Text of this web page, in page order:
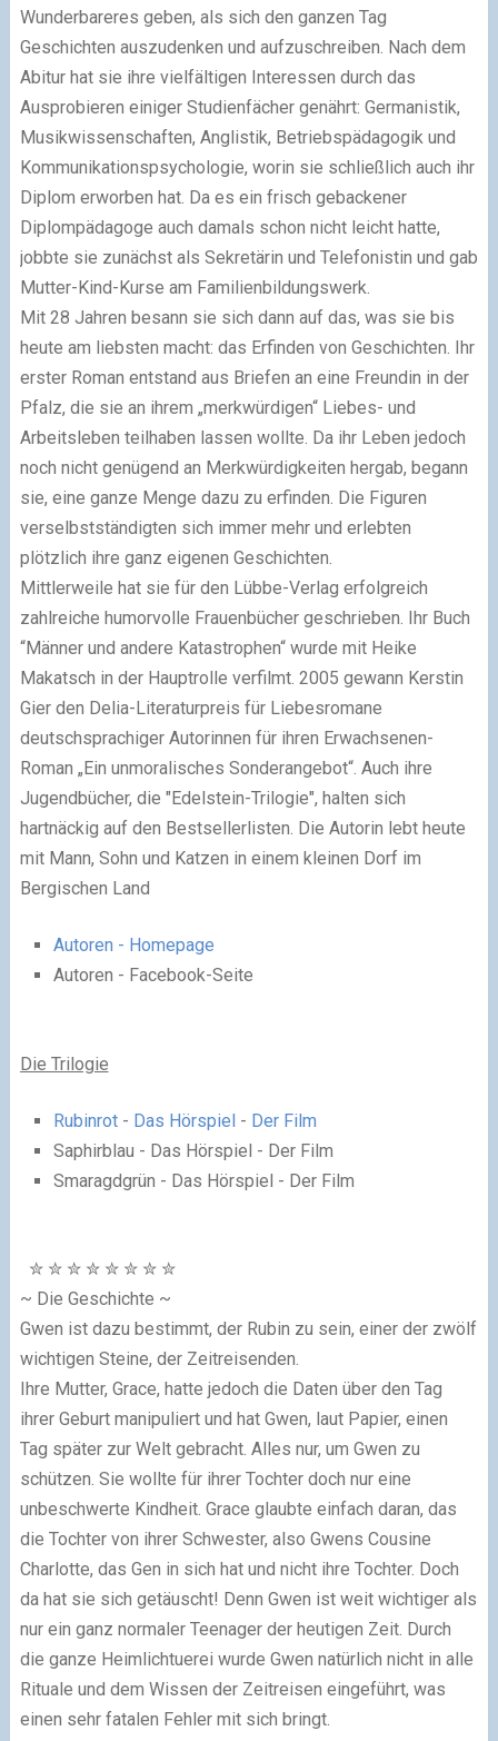
Wunderbareres geben, als sich den ganzen Tag
Geschichten auszudenken und aufzuschreiben. Nach dem
Abitur hat sie ihre vielfältigen Interessen durch das
Ausprobieren einiger Studienfächer genährt: Germanistik,
Musikwissenschaften, Anglistik, Betriebspädagogik und
Kommunikationspsychologie, worin sie schließlich auch ihr
Diplom erworben hat. Da es ein frisch gebackener
Diplompädagoge auch damals schon nicht leicht hatte,
jobbte sie zunächst als Sekretärin und Telefonistin und gab
Mutter-Kind-Kurse am Familienbildungswerk.
Mit 28 Jahren besann sie sich dann auf das, was sie bis
heute am liebsten macht: das Erfinden von Geschichten. Ihr
erster Roman entstand aus Briefen an eine Freundin in der
Pfalz, die sie an ihrem „merkwürdigen“ Liebes- und
Arbeitsleben teilhaben lassen wollte. Da ihr Leben jedoch
noch nicht genügend an Merkwürdigkeiten hergab, begann
sie, eine ganze Menge dazu zu erfinden. Die Figuren
verselbstständigten sich immer mehr und erlebten
plötzlich ihre ganz eigenen Geschichten.
Mittlerweile hat sie für den Lübbe-Verlag erfolgreich
zahlreiche humorvolle Frauenbücher geschrieben. Ihr Buch
“Männer und andere Katastrophen“ wurde mit Heike
Makatsch in der Hauptrolle verfilmt. 2005 gewann Kerstin
Gier den Delia-Literaturpreis für Liebesromane
deutschsprachiger Autorinnen für ihren Erwachsenen-
Roman „Ein unmoralisches Sonderangebot“. Auch ihre
Jugendbücher, die "Edelstein-Trilogie", halten sich
hartnäckig auf den Bestsellerlisten. Die Autorin lebt heute
mit Mann, Sohn und Katzen in einem kleinen Dorf im
Bergischen Land
Autoren - Homepage
Autoren - Facebook-Seite
Die Trilogie
Rubinrot- Das Hörspiel- Der Film
Saphirblau - Das Hörspiel - Der Film
Smaragdgrün - Das Hörspiel - Der Film
✮ ✮ ✮ ✮ ✮✮ ✮✮
~ Die Geschichte ~
Gwen ist dazu bestimmt, der Rubin zu sein, einer der zwölf
wichtigen Steine, der Zeitreisenden.
Ihre Mutter, Grace, hatte jedoch die Daten über den Tag
ihrer Geburt manipuliert und hat Gwen, laut Papier, einen
Tag später zur Welt gebracht. Alles nur, um Gwen zu
schützen. Sie wollte für ihrer Tochter doch nur eine
unbeschwerte Kindheit. Grace glaubte einfach daran, das
die Tochter von ihrer Schwester, also Gwens Cousine
Charlotte, das Gen in sich hat und nicht ihre Tochter. Doch
da hat sie sich getäuscht! Denn Gwen ist weit wichtiger als
nur ein ganz normaler Teenager der heutigen Zeit. Durch
die ganze Heimlichtuerei wurde Gwen natürlich nicht in alle
Rituale und dem Wissen der Zeitreisen eingeführt, was
einen sehr fatalen Fehler mit sich bringt.